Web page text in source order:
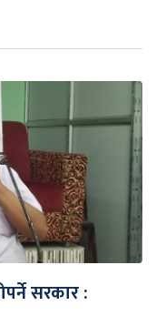
सरकार :